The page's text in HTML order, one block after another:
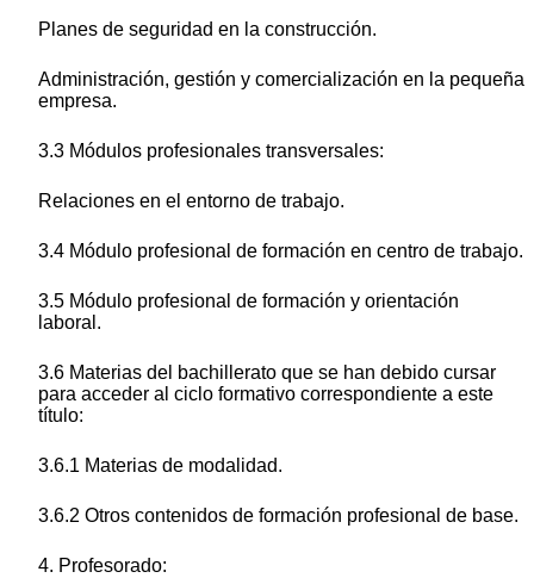
Planes de seguridad en la construcción.
Administración, gestión y comercialización en la pequeña
empresa.
3.3 Módulos profesionales transversales:
Relaciones en el entorno de trabajo.
3.4 Módulo profesional de formación en centro de trabajo.
3.5 Módulo profesional de formación y orientación
laboral.
3.6 Materias del bachillerato que se han debido cursar
para acceder al ciclo formativo correspondiente a este
título:
3.6.1 Materias de modalidad.
3.6.2 Otros contenidos de formación profesional de base.
4. Profesorado: